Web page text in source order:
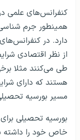
کنفرانس‌های علمی
همینطور جرم
دارد. در
از نظر اقتصادی
طی می‌کنند مثلا
هستند که دارای
مسیر بورسیه
بورسیه تحصیلی
خاص خود را داشته